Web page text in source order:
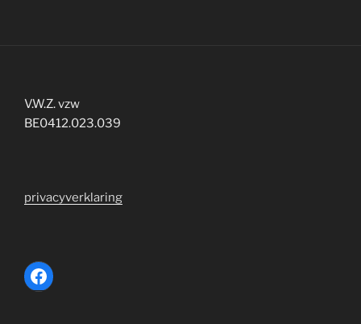
V.W.Z. vzw
BE0412.023.039
privacyverklaring
Facebook